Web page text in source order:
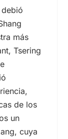
más
Tsering
de los
un
cuya